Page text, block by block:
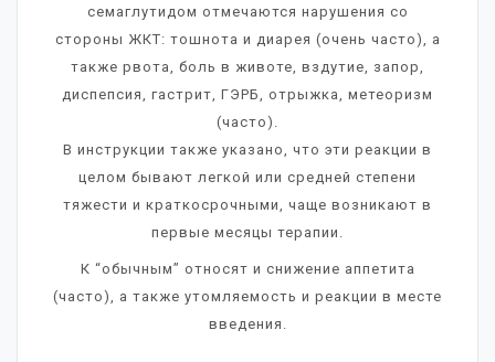
семаглутидом отмечаются нарушения со
стороны ЖКТ: тошнота и диарея (очень часто), а
также рвота, боль в животе, вздутие, запор,
диспепсия, гастрит, ГЭРБ, отрыжка, метеоризм
(часто).
В инструкции также указано, что эти реакции в
целом бывают легкой или средней степени
тяжести и краткосрочными, чаще возникают в
первые месяцы терапии.
К “обычным” относят и снижение аппетита
(часто), а также утомляемость и реакции в месте
введения.